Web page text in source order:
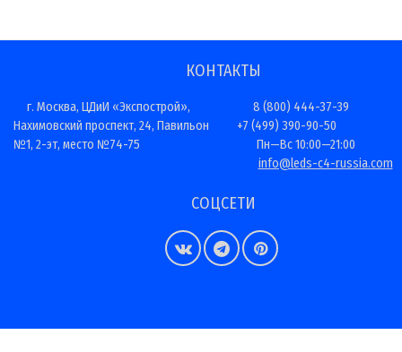
КОНТАКТЫ
г. Москва, ЦДиИ «Экспострой»,
Нахимовский проспект, 24, Павильон
№1, 2-эт, место №74-75
8 (800) 444-37-39
+7 (499) 390-90-50
Пн—Вс 10:00—21:00
info@leds-c4-russia.com
СОЦСЕТИ